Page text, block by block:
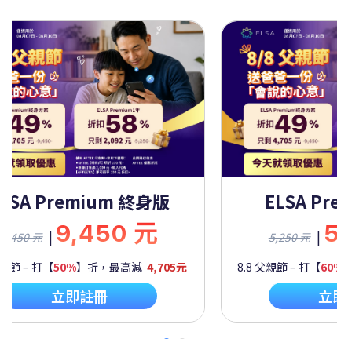
Premium 終身版
9,450 元 | 9,450 元
節 – 打【50%】折，最高減 4,705元
立即註冊
ELSA
5,250 元 |
8.8 父親節 – 打【60%
立即